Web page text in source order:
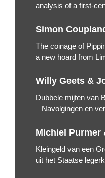
analysis of a first-
Simon
The coinage of
a new hoard from
Willy Geets &
Dubbele mijten van
– Navolgingen en
Michiel Purmer
Kleingeld van een
uit het Staatse